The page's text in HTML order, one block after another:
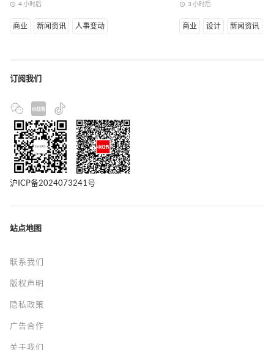
access_time 4 小时后
商业 新闻资讯 人事变动
access_time 3 小时后
商业 设计 新闻资讯
订阅我们
沪ICP备2024073241号
站点地图
联系我们
版权声明
隐私政策
广告合作
关于我们